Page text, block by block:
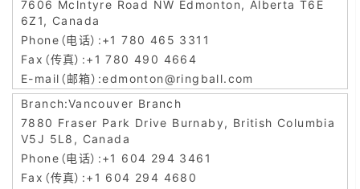
7606 Mclntyre Road NW Edmonton, Alberta T6E
6Z1, Canada
+1 780 465 3311
+1 780 490 4664
edmonton@ringball.com
Vancouver Branch
7880 Fraser Park Drive Burnaby, British Columbia
V5J 5L8, Canada
+1 604 294 3461
+1 604 294 4680